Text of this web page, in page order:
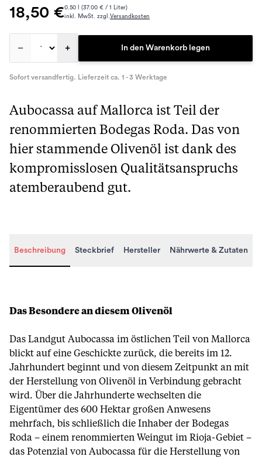
18,50 €0.50 l (37.00 € / 1 Liter)
inkl. MwSt. zzgl.Versandkosten
– + In den Warenkorb legen
Sofort versandfertig. Lieferzeit ca. 1 - 3 Werktage
Aubocassa auf Mallorca ist Teil der
renommierten Bodegas Roda. Das von
hier stammende Olivenöl ist dank des
kompromisslosen Qualitätsanspruchs
atemberaubend gut.
Beschreibung Steckbrief Hersteller Nährwerte & Zutaten
Das Besondere an diesem Olivenöl
Das Landgut Aubocassa im östlichen Teil von Mallorca
blickt auf eine Geschickte zurück, die bereits im 12.
Jahrhundert beginnt und von diesem Zeitpunkt an mit
der Herstellung von Olivenöl in Verbindung gebracht
wird. Über die Jahrhunderte wechselten die
Eigentümer des 600 Hektar großen Anwesens
mehrfach, bis schließlich die Inhaber der Bodegas
Roda – einem renommierten Weingut im Rioja-Gebiet –
das Potenzial von Aubocassa für die Herstellung von